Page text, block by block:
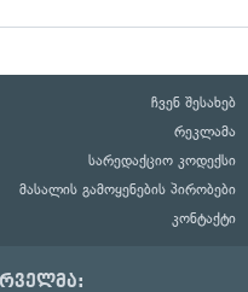
ჩვენ შესახებ
რეკლამა
სარედაქციო კოდექსი
მასალის გამოყენების პირობები
კონტაქტი